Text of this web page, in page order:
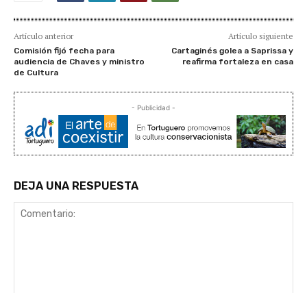
Artículo anterior
Comisión fijó fecha para
audiencia de Chaves y ministro
de Cultura
Artículo siguiente
Cartaginés golea a Saprissa y
reafirma fortaleza en casa
- Publicidad -
DEJA UNA RESPUESTA